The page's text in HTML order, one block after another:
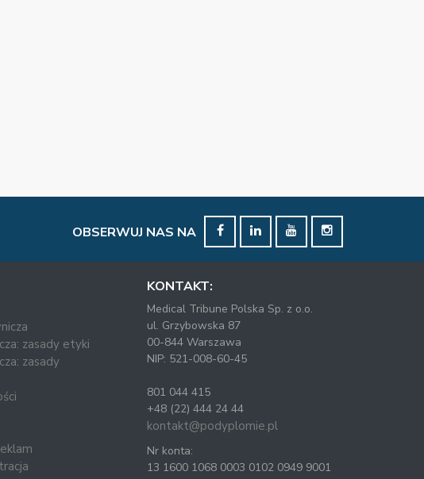
OBSERWUJ NAS NA
zasady etyki
zasady
KONTAKT:
Medical Tribune Polska Sp. z o.o.
ul. Grzybowska 87
00-844 Warszawa
NIP: 521-008-60-45
801 044 415
+48 (22) 444 24 44
kontakt@podyplomie.pl
Nr konta:
13 1600 1068 0003 0102 0949 9001